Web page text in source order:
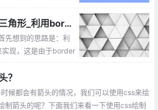
开容器
纯css如何绘制三角形_利用border实现画三角形的原理方法
先想到的思路是：利
现，这是由于border
？
候都会有箭头的情况，我们可以使用css来绘
制箭头的呢？下面我们来看一下使用css绘制